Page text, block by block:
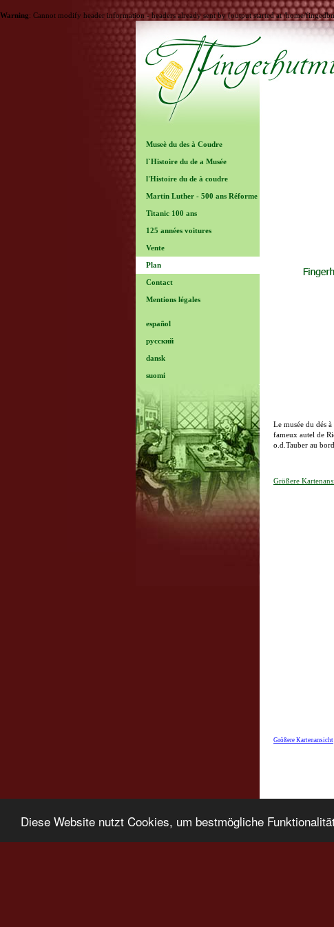
Diese Website nutzt Cookies, um bestmögliche
Warning: Cannot modify header information - headers already sent by (output started at /home/
Museè du des à Coudre
l`Histoire du de a Musée
l'Histoire du de à coudre
Martin Luther - 500 ans Réforme
Titanic 100 ans
125 années voitures
Vente
Plan
Contact
Mentions légales
español
русский
dansk
suomi
Le musée du dés
fameux autel de
o.d.Tauber au
Größere
Größere Kartenansicht